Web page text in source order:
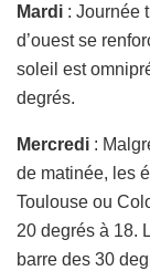
Mardi : Journée
d’ouest se
soleil est
degrés.
Mercredi :
de matinée, les
Toulouse ou
20 degrés à 18.
barre des 30